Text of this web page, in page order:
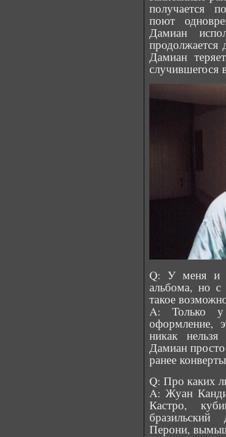
получается
поют
Дамиан
продолжается
Дамиан
случившегося
Q: У меня и
альбома, но
такое
A: Только у
оформление,
никак
Дамиан просто
ранее
Q: Про каких
A: Жуан
Кастро,
Перони,